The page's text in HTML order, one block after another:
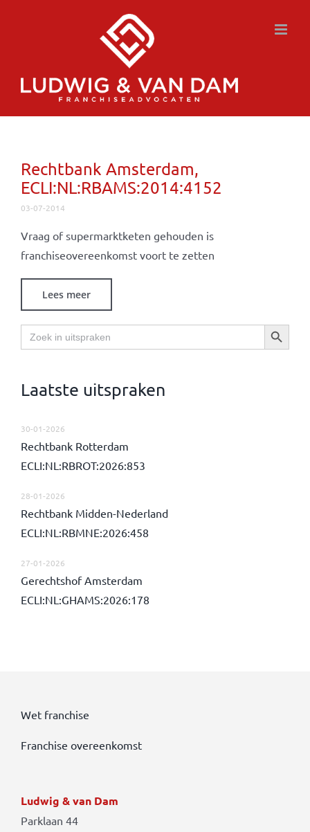
Rechtbank Amsterdam,
ECLI:NL:RBAMS:2014:4152
03-07-2014
Vraag of supermarktketen gehouden is
franchiseovereenkomst voort te zetten
Lees meer
Zoek
naar:
Zoekknop
Laatste uitspraken
30-01-2026
Rechtbank Rotterdam
ECLI:NL:RBROT:2026:853
28-01-2026
Rechtbank Midden-Nederland
ECLI:NL:RBMNE:2026:458
27-01-2026
Gerechtshof Amsterdam
ECLI:NL:GHAMS:2026:178
Wet franchise
Franchise overeenkomst
Ludwig & van Dam
Parklaan 44